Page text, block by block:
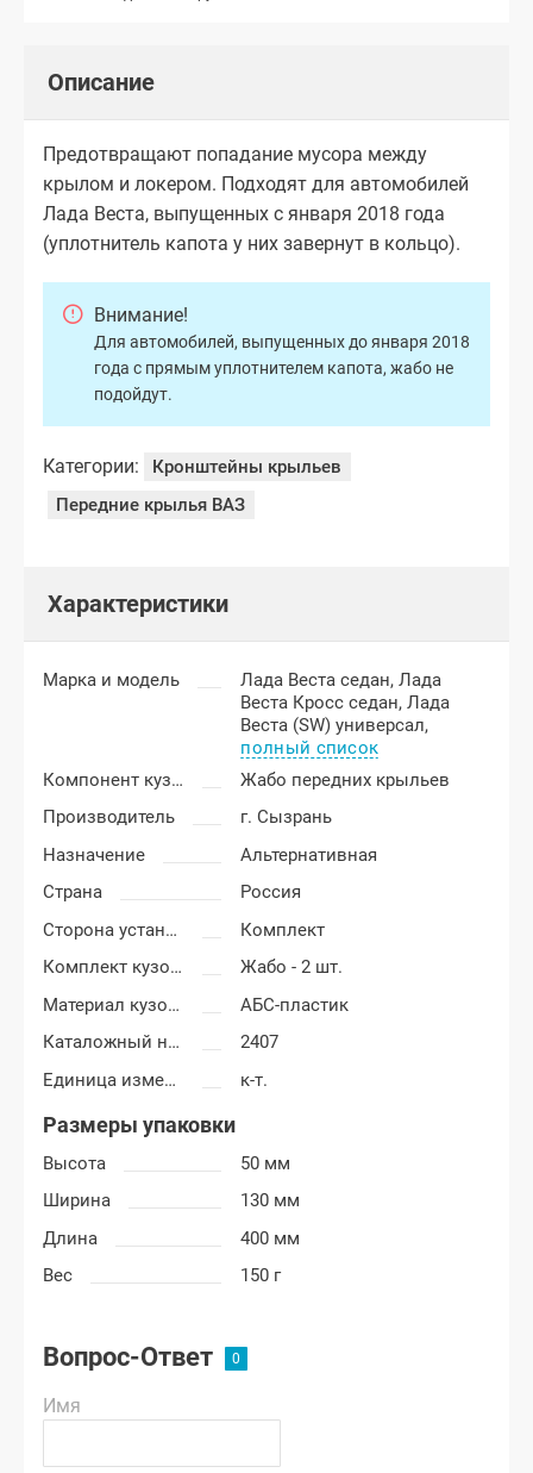
Описание
Предотвращают попадание мусора между
крылом и локером. Подходят для автомобилей
Лада Веста, выпущенных с января 2018 года
(уплотнитель капота у них завернут в кольцо).
Внимание!
Для автомобилей, выпущенных до января 2018
года с прямым уплотнителем капота, жабо не
подойдут.
Категории:
Кронштейны крыльев
Передние крылья ВАЗ
Характеристики
Марка и модель Лада Веста седан,Лада
Веста Кросс седан,Лада
Веста (SW) универсал,
полный список
Компонент кузова
Жабо передних крыльев
Производитель
г. Сызрань
Назначение
Альтернативная
Страна
Россия
Сторона установки
Комплект
Комплект кузовных деталей
Жабо - 2 шт.
Материал кузовных деталей
АБС-пластик
Каталожный номер
2407
Единица измерения
к-т.
Размеры упаковки
Высота
50 мм
Ширина
130 мм
Длина
400 мм
Вес
150 г
Вопрос-Ответ
Имя